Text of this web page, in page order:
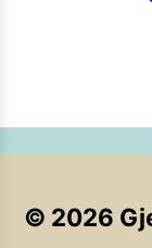
© 2026